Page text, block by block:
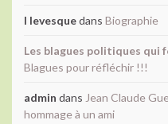
l levesquedans Biographie
Les blagues politiques
Blagues pour réfléchir !!!
admin dans Jean Claude
hommage à un ami